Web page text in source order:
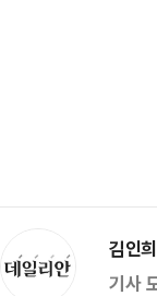
김인
기사